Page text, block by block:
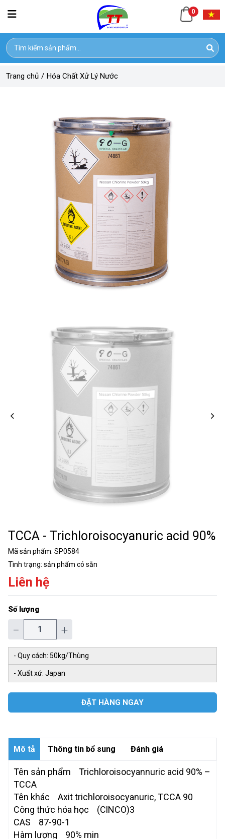
0
Trang chủ / Hóa Chất Xử Lý Nước
TCCA - Trichloroisocyanuric acid 90%
Mã sản phẩm: SP0584
Tình trạng: sản phẩm có sẵn
Liên hệ
Số lượng
− +
- Quy cách: 50kg/Thùng
- Xuất xứ: Japan
ĐẶT HÀNG NGAY
Mô tả Thông tin bổ sung Đánh giá
Tên sản phẩm Trichloroisocyannuric acid 90% –
TCCA
Tên khác Axit trichloroisocyanuric, TCCA 90
Công thức hóa học (ClNCO)3
CAS 87-90-1
Hàm lượng 90% min